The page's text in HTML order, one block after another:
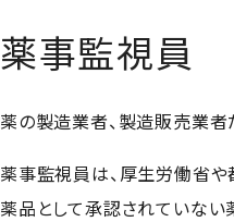
薬事監視員
薬の製造業者、製造販売業者
薬事監視員は、厚生労働省や
薬品として承認されていない